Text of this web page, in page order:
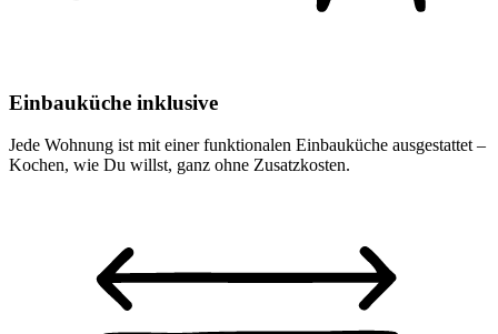
Einbauküche inklusive
Jede Wohnung ist mit einer funktionalen Einbauküche ausgestattet –
Kochen, wie Du willst, ganz ohne Zusatzkosten.